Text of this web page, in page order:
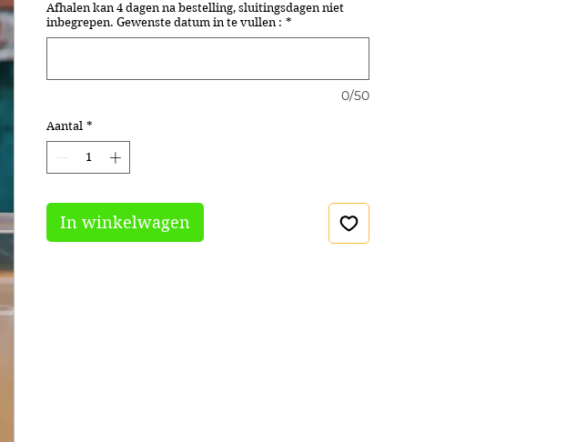
Afhalen kan 4 dagen na bestelling, sluitingsdagen niet
inbegrepen. Gewenste datum in te vullen : *
0/50
Aantal *
In winkelwagen